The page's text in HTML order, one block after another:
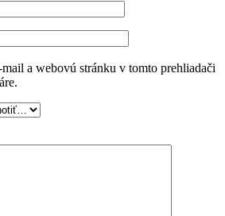
a webovú stránku v tomto prehliadači